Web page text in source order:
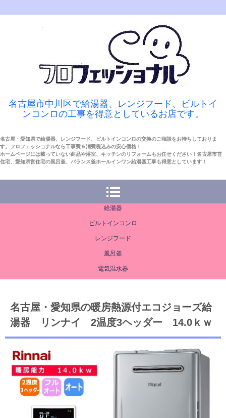
名古屋市中川区で給湯器、レンジフード、ビルトイ
ンコンロの工事を得意としているお店です。
名古屋・愛知県で給湯器、レンジフード、ビルトインコンロの交換のご相談をお待ちしておりま
す。フロフェッショナルなら工事費＆消費税込みの安心価格！
ホームページには載っていない商品や浴室、キッチンのリフォームもお任せください！名古屋市営
住宅、愛知県営住宅の風呂釜、バランス釜ホールインワン給湯器工事も得意としています！
給湯器
ビルトインコンロ
レンジフード
風呂釜
電気温水器
名古屋・愛知県の暖房熱源付エコジョーズ給
湯器 リンナイ 2温度3ヘッダー 14.0ｋｗ